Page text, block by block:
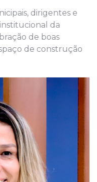
dirigentes e
da
de boas
de construção